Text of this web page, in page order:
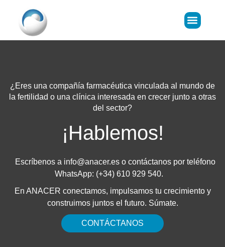
¿Eres una compañía farmacéutica vinculada al mundo de
la fertilidad o una clínica interesada en crecer junto a otras
del sector?
¡Hablemos!
Escríbenos a info@anacer.eso contáctanos por teléfono
WhatsApp: (+34) 610 929 540.
En ANACER conectamos, impulsamos tu crecimiento y
construimos juntos el futuro. Súmate.
CONTÁCTANOS